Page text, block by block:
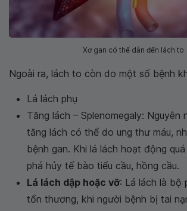
Xơ gan có thể dẫn đến lách to
Ngoài ra, lách to còn do một số bệnh
Lá lách phụ
Tăng lách – Splenomegaly: Nguyên
tăng lách có thể do ung thư máu,
bệnh gan. Khi lá lách hoạt động
phá hủy tế bào tiểu cầu, hồng cầu.
Lá lách dập hoặc vỡ: Lá lách là bộ
tổn thương, khi người bệnh bị tai